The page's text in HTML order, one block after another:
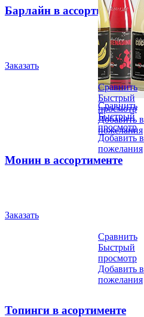
Сравнить
Быстрый
просмотр
Добавить в
пожелания
Барлайн в ассортименте
Заказать
Сравнить
Быстрый
просмотр
Добавить в
пожелания
Монин в ассортименте
Заказать
Сравнить
Быстрый
просмотр
Добавить в
пожелания
Топинги в асортименте